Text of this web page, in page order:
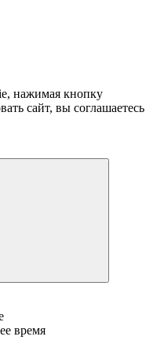
нажимая кнопку
сайт, вы соглашаетесь
время